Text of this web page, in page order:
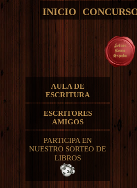
INICIO
AULA DE
ESCRITURA
ESCRITORES
AMIGOS
PARTICIPA EN
NUESTRO SORTEO DE
LIBROS